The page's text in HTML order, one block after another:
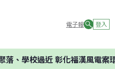
電子報 登入
學校過近 彰化福漢風電案環委